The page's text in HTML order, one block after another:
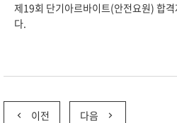
제19회 단기아르바이트(안전요원) 합
다.
이전 다음